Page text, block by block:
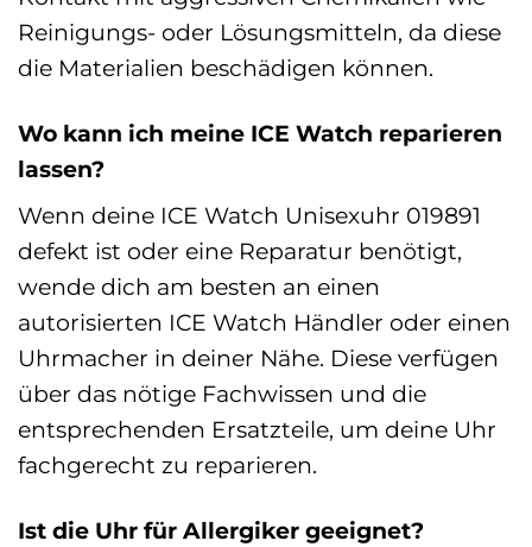
Reinigungs- oder Lösungsmitteln, da diese
die Materialien beschädigen können.
Wo kann ich meine ICE Watch reparieren
lassen?
Wenn deine ICE Watch Unisexuhr 019891
defekt ist oder eine Reparatur benötigt,
wende dich am besten an einen
autorisierten ICE Watch Händler oder einen
Uhrmacher in deiner Nähe. Diese verfügen
über das nötige Fachwissen und die
entsprechenden Ersatzteile, um deine Uhr
fachgerecht zu reparieren.
Ist die Uhr für Allergiker geeignet?